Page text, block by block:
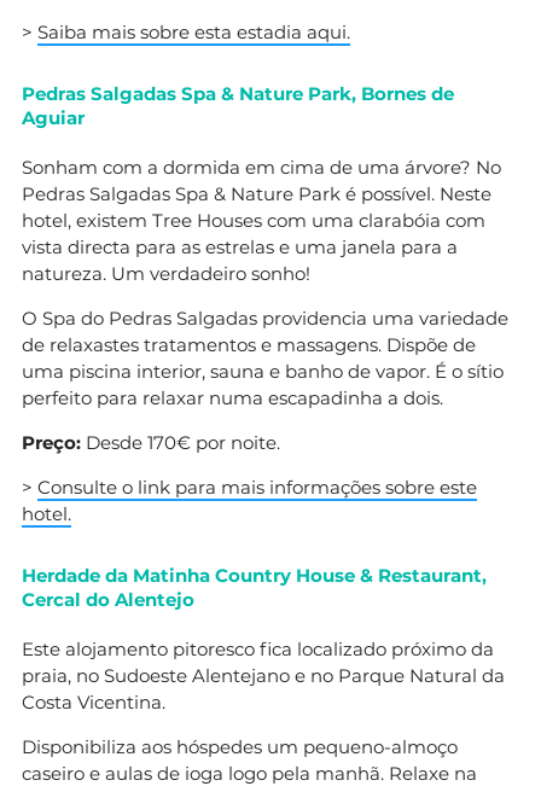
> Saiba mais sobre esta estadia aqui.
Pedras Salgadas Spa & Nature Park, Bornes de
Aguiar
Sonham com a dormida em cima de uma árvore? No
Pedras Salgadas Spa & Nature Park é possível. Neste
hotel, existem Tree Houses com uma clarabóia com
vista directa para as estrelas e uma janela para a
natureza. Um verdadeiro sonho!
O Spa do Pedras Salgadas providencia uma variedade
de relaxastes tratamentos e massagens. Dispõe de
uma piscina interior, sauna e banho de vapor. É o sítio
perfeito para relaxar numa escapadinha a dois.
Preço: Desde 170€ por noite.
> Consulte o link para mais informações sobre este
hotel.
Herdade da Matinha Country House & Restaurant,
Cercal do Alentejo
Este alojamento pitoresco fica localizado próximo da
praia, no Sudoeste Alentejano e no Parque Natural da
Costa Vicentina.
Disponibiliza aos hóspedes um pequeno-almoço
caseiro e aulas de ioga logo pela manhã. Relaxe na